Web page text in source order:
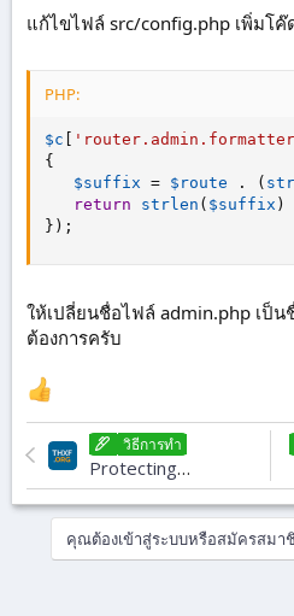
แก้ไขไฟล์ src/config.php เพิ่มโ
PHP:
$c
{
$suffix = $route . (
return
strlen ( $suffix )
} ) ;
ให้เปลี่ยนชื่อไฟล์ admin.php เป็
ต้องการครับ
วิธีการทํา
Protecting
admin.php and the
install directory
using .htaccess
คุณต้องเข้าสู่ระบบหรือสมัครสมา